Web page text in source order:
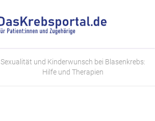
Sexualität und Kinderwunsch bei Blasenkrebs:
Hilfe und Therapien